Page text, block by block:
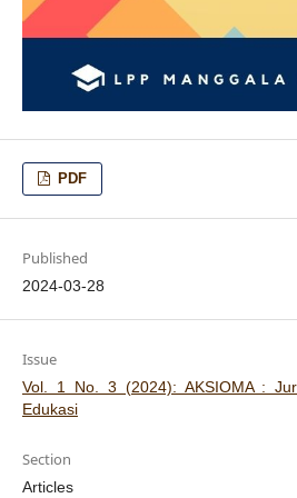
PDF
Published
2024-03-28
Issue
Vol. 1 No. 3 (2024): AKSIOMA :
Edukasi
Section
Articles